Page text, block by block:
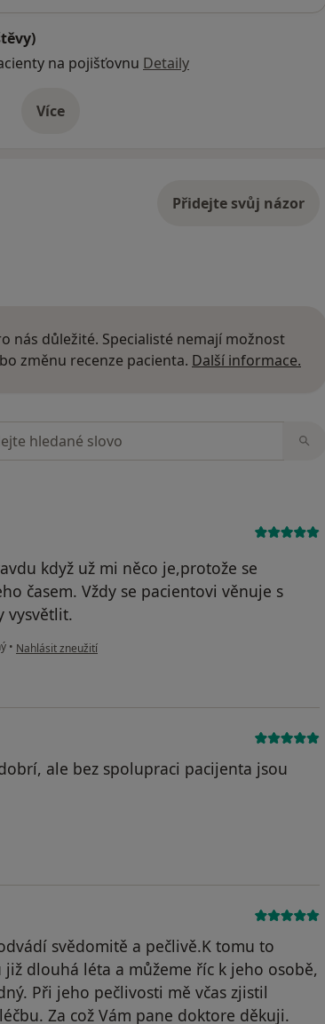
na pojišťovnu Detaily
Víceo adrese
Přidejte svůj názor
nás důležité. Specialisté nemají možnost
změnu recenze pacienta. Další informace.
v názorech
když už mi něco je,protože se
časem. Vždy se pacientovi věnuje s
vysvětlit.
• podle názoru uživatele Harry
Nahlásit zneužití
ale bez spolupraci pacijenta jsou
účet byl odstraněn
svědomitě a pečlivě.K tomu to
dlouhá léta a můžeme říc k jeho osobě,
Při jeho pečlivosti mě včas zjistil
Za což Vám pane doktore děkuji.